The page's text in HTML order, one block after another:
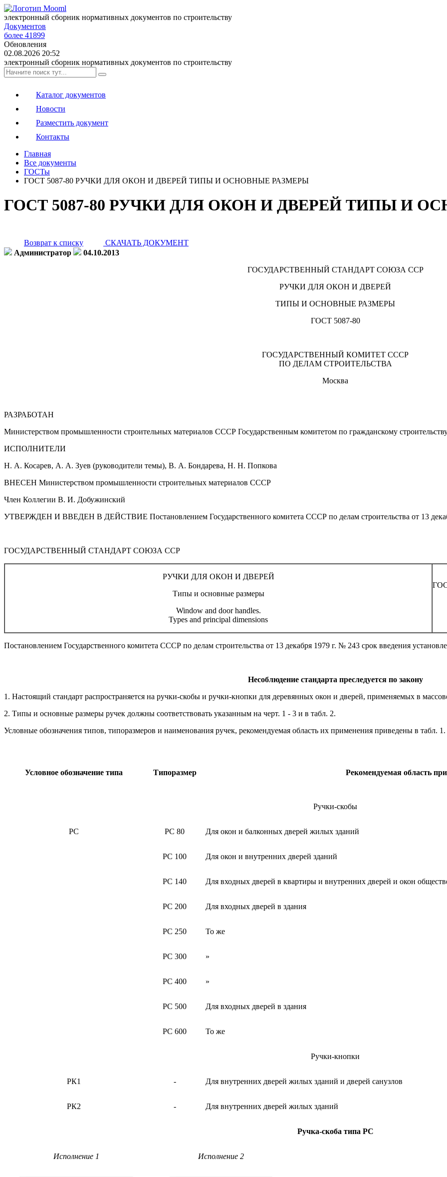
электронный сборник нормативных документов по строительству
Документов
более 41899
Обновления
02.08.2026 20:52
электронный сборник нормативных документов по строительству
Каталог документов
Новости
Разместить документ
Контакты
Главная
Все документы
ГОСТы
ГОСТ 5087-80 РУЧКИ ДЛЯ ОКОН И ДВЕРЕЙ ТИПЫ И ОСНОВНЫЕ РАЗМЕРЫ
ГОСТ 5087-80 РУЧКИ ДЛЯ ОКОН И ДВЕРЕЙ ТИПЫ И
Возврат к списку
СКАЧАТЬ ДОКУМЕНТ
Администратор
04.10.2013
ГОСУДАРСТВЕННЫЙ СТАНДАРТ СОЮЗА ССР
РУЧКИ ДЛЯ ОКОН И ДВЕРЕЙ
ТИПЫ И ОСНОВНЫЕ РАЗМЕРЫ
ГОСТ 5087-80
ГОСУДАРСТВЕННЫЙ КОМИТЕТ СССР
ПО ДЕЛАМ СТРОИТЕЛЬСТВА
Москва
РАЗРАБОТАН
Министерством промышленности строительных материалов СССР Государственным комитетом по гражданскому
ИСПОЛНИТЕЛИ
Н. А. Косарев, А. А. Зуев (руководители темы), В. А. Бондарева, Н. Н. Попкова
ВНЕСЕН Министерством промышленности строительных материалов СССР
Член Коллегии В. И. Добужинский
УТВЕРЖДЕН И ВВЕДЕН В ДЕЙСТВИЕ Постановлением Государственного комитета СССР по делам строительства от 13
ГОСУДАРСТВЕННЫЙ СТАНДАРТ СОЮЗА ССР
РУЧКИ ДЛЯ ОКОН И ДВЕРЕЙ
Типы и основные размеры
Window and door handles.
Types and principal dimensions
Постановлением Государственного комитета СССР по делам строительства от 13 декабря 1979 г. № 243 срок введения
Несоблюдение стандарта преследуется по закону
1. Настоящий стандарт распространяется на ручки-скобы и ручки-кнопки для деревянных окон и дверей, применяемых в
2. Типы и основные размеры ручек должны соответствовать указанным на черт. 1 - 3 и в табл. 2.
Условные обозначения типов, типоразмеров и наименования ручек, рекомендуемая область их применения приведены в табл.
Условное обозначение типа Типоразмер Рекомендуемая область
Ручки-скобы
PC PC 80 Для окон и балконных дверей жилых зданий
PC 100 Для окон и внутренних дверей зданий
PC 140 Для входных дверей в квартиры и внутренних дверей и окон
PC 200 Для входных дверей в здания
PC 250 То же
PC 300 »
PC 400 »
PC 500 Для входных дверей в здания
PC 600 То же
Ручки-кнопки
РК1 - Для внутренних дверей жилых зданий и дверей санузлов
РК2 - Для внутренних дверей жилых зданий
Ручка-скоба типа PC
Исполнение 1 Исполнение 2